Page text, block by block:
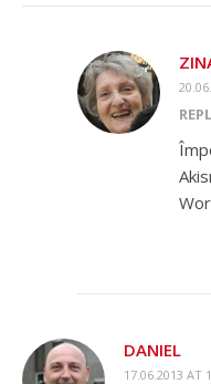
DANIEL
17.06.2013 AT